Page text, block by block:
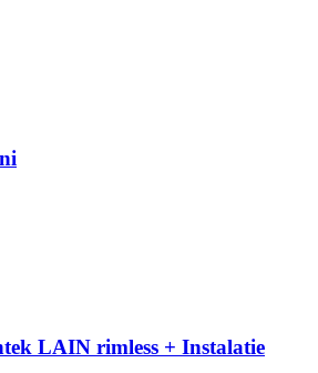
LAIN rimless + Instalatie